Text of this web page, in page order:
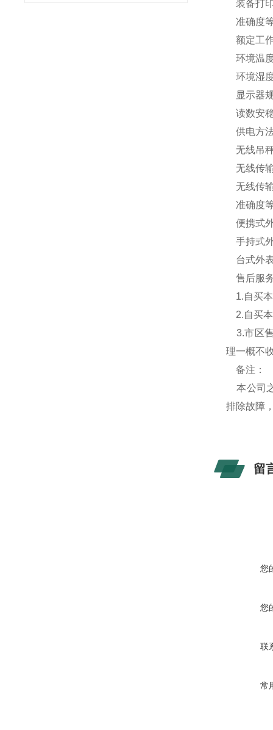
装备打
准确度
额定工
环境温
环境湿
显示器
读数安
供电方
无线吊
无线传
无线传
准确度
便携式
手持式
台式外
售后服
1.自买本
2.自买本
3.市区售
理一概不
备注：
本公司
排除故障
留
您
您
联
常